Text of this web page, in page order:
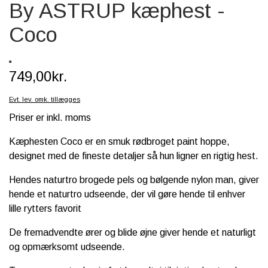
SCHLEICH® HEST & TILBEHØR
By ASTRUP kæphest -
Coco
749,00kr.
Evt. lev. omk. tillægges
Priser er inkl. moms
Kæphesten Coco er en smuk rødbroget paint hoppe,
designet med de fineste detaljer så hun ligner ​​en rigtig hest.
Hendes naturtro brogede pels og bølgende nylon man, giver
hende et naturtro udseende, der vil gøre hende til enhver
lille rytters favorit
De fremadvendte ører og blide øjne giver hende et naturligt
og opmærksomt udseende.